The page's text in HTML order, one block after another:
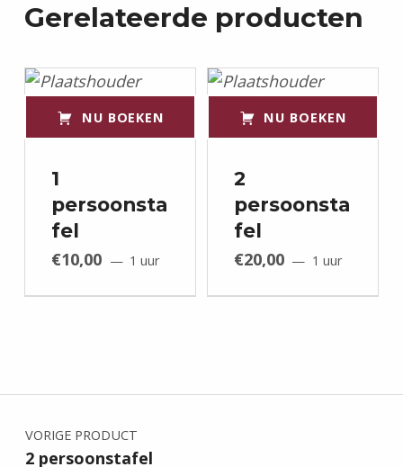
Gerelateerde producten
NU BOEKEN
1
persoonsta
fel
€10,00 1 uur
NU BOEKEN
2
persoonsta
fel
€20,00 1 uur
Bericht navigatie
VORIGE PRODUCT
2 persoonstafel